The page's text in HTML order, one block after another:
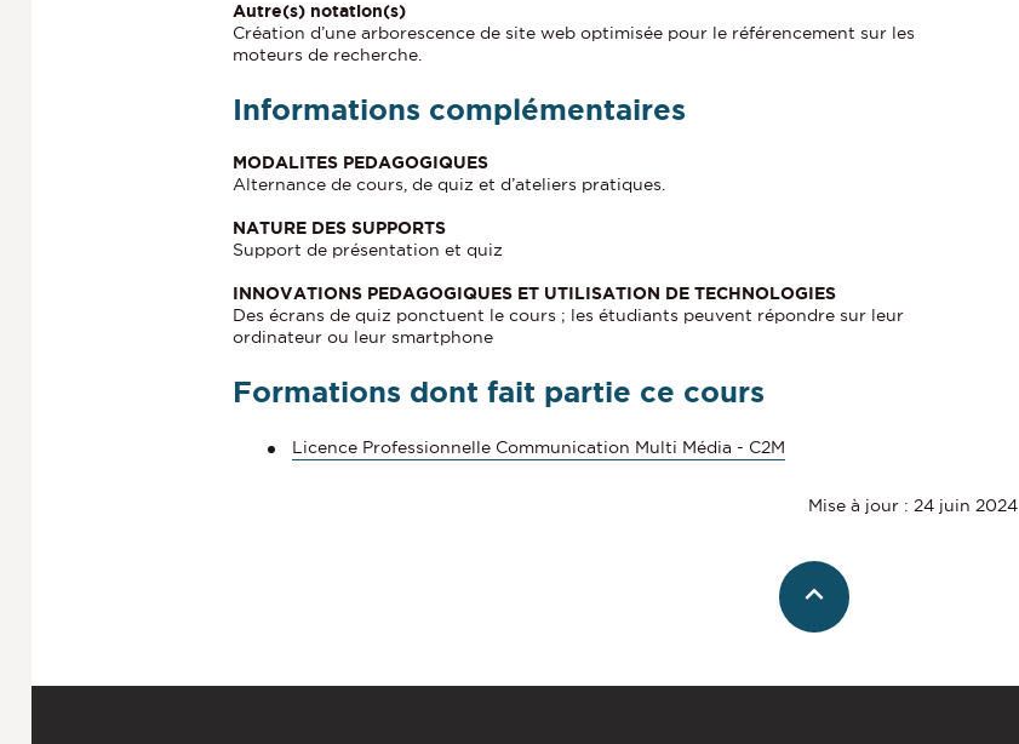
Autre(s) notation(s)
Création d’une arborescence de site web optimisée pour le référencement sur les
moteurs de recherche.
Informations complémentaires
MODALITES PEDAGOGIQUES
Alternance de cours, de quiz et d’ateliers pratiques.
NATURE DES SUPPORTS
Support de présentation et quiz
INNOVATIONS PEDAGOGIQUES ET UTILISATION DE TECHNOLOGIES
Des écrans de quiz ponctuent le cours ; les étudiants peuvent répondre sur leur
ordinateur ou leur smartphone
Formations dont fait partie ce cours
Licence Professionnelle Communication Multi Média - C2M
Mise à jour : 24 juin 2024